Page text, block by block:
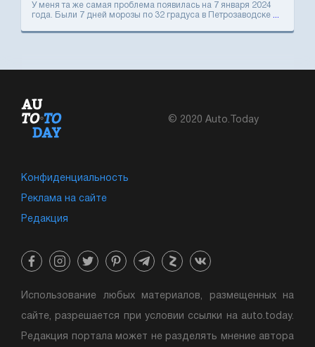
У меня та же самая проблема появилась на 7 января 2024
года. Были 7 дней морозы по 32 градуса в Петрозаводске
© 2020 Auto.Today
Конфиденциальность
Реклама на сайте
Редакция
Использование любых материалов, размещенных на
сайте, разрешается при условии ссылки на auto.today.
Редакция портала может не разделять мнение автора